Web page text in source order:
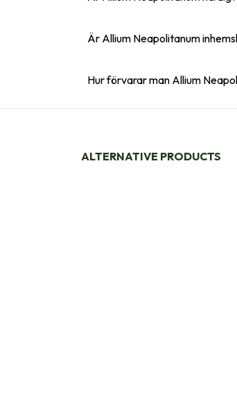
Är Allium Neapolitanum
Hur förvarar man Allium
ALTERNATIVE PRODUCTS